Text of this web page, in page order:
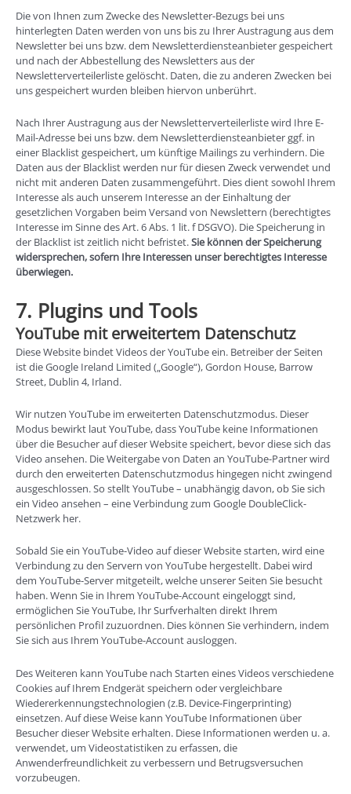
Die von Ihnen zum Zwecke des Newsletter-Bezugs bei uns
hinterlegten Daten werden von uns bis zu Ihrer Austragung aus dem
Newsletter bei uns bzw. dem Newsletterdiensteanbieter gespeichert
und nach der Abbestellung des Newsletters aus der
Newsletterverteilerliste gelöscht. Daten, die zu anderen Zwecken bei
uns gespeichert wurden bleiben hiervon unberührt.
Nach Ihrer Austragung aus der Newsletterverteilerliste wird Ihre E-
Mail-Adresse bei uns bzw. dem Newsletterdiensteanbieter ggf. in
einer Blacklist gespeichert, um künftige Mailings zu verhindern. Die
Daten aus der Blacklist werden nur für diesen Zweck verwendet und
nicht mit anderen Daten zusammengeführt. Dies dient sowohl Ihrem
Interesse als auch unserem Interesse an der Einhaltung der
gesetzlichen Vorgaben beim Versand von Newslettern (berechtigtes
Interesse im Sinne des Art. 6 Abs. 1 lit. f DSGVO). Die Speicherung in
der Blacklist ist zeitlich nicht befristet.Sie können der Speicherung
widersprechen, sofern Ihre Interessen unser berechtigtes Interesse
überwiegen.
7. Plugins und Tools
YouTube mit erweitertem Datenschutz
Diese Website bindet Videos der YouTube ein. Betreiber der Seiten
ist die Google Ireland Limited („Google“), Gordon House, Barrow
Street, Dublin 4, Irland.
Wir nutzen YouTube im erweiterten Datenschutzmodus. Dieser
Modus bewirkt laut YouTube, dass YouTube keine Informationen
über die Besucher auf dieser Website speichert, bevor diese sich das
Video ansehen. Die Weitergabe von Daten an YouTube-Partner wird
durch den erweiterten Datenschutzmodus hingegen nicht zwingend
ausgeschlossen. So stellt YouTube – unabhängig davon, ob Sie sich
ein Video ansehen – eine Verbindung zum Google DoubleClick-
Netzwerk her.
Sobald Sie ein YouTube-Video auf dieser Website starten, wird eine
Verbindung zu den Servern von YouTube hergestellt. Dabei wird
dem YouTube-Server mitgeteilt, welche unserer Seiten Sie besucht
haben. Wenn Sie in Ihrem YouTube-Account eingeloggt sind,
ermöglichen Sie YouTube, Ihr Surfverhalten direkt Ihrem
persönlichen Profil zuzuordnen. Dies können Sie verhindern, indem
Sie sich aus Ihrem YouTube-Account ausloggen.
Des Weiteren kann YouTube nach Starten eines Videos verschiedene
Cookies auf Ihrem Endgerät speichern oder vergleichbare
Wiedererkennungstechnologien (z.B. Device-Fingerprinting)
einsetzen. Auf diese Weise kann YouTube Informationen über
Besucher dieser Website erhalten. Diese Informationen werden u. a.
verwendet, um Videostatistiken zu erfassen, die
Anwenderfreundlichkeit zu verbessern und Betrugsversuchen
vorzubeugen.